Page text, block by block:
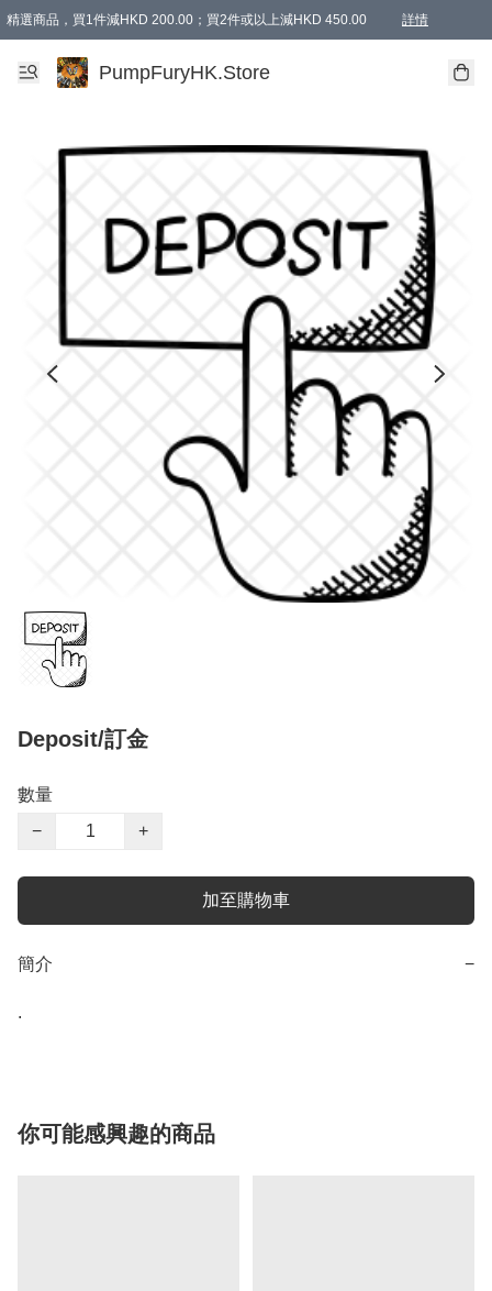
精選商品，買1件減HKD 200.00；買2件或以上減HKD 450.00 詳情
AAPE商品,會員專享9折或以上（按會員等級）AAPE products, members can
精選商品，任選買2件或以上減HKD 100.00
購物滿 HKD 800.00即享免運費優惠！（適用於 特定的送貨方式 )
PumpFuryHK.Store
Deposit/訂金
數量
−
+
加至購物車
簡介 −
.
你可能感興趣的商品